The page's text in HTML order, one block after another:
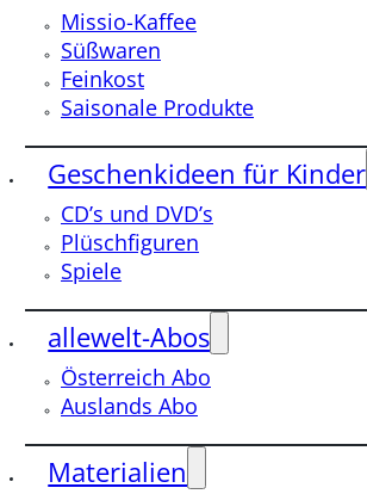
Missio-Kaffee
Süßwaren
Feinkost
Saisonale Produkte
Geschenkideen für Kinder
CD’s und DVD’s
Plüschfiguren
Spiele
allewelt-Abos
Österreich Abo
Auslands Abo
Materialien